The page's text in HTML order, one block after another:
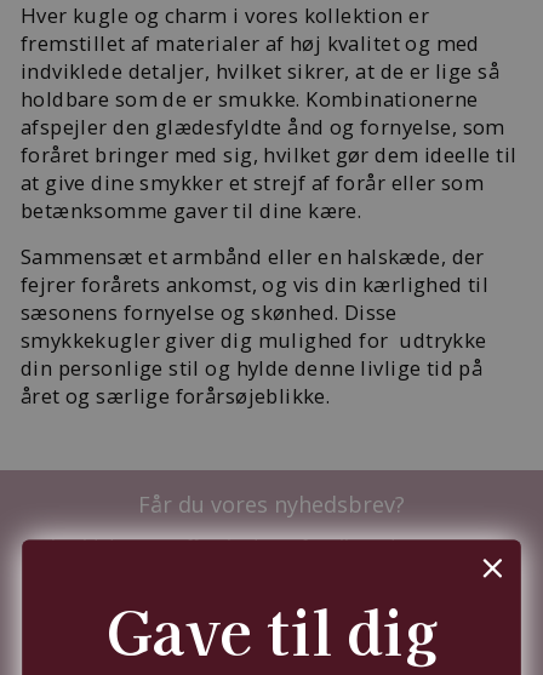
Hver kugle og charm i vores kollektion er
fremstillet af materialer af høj kvalitet og med
indviklede detaljer, hvilket sikrer, at de er lige så
holdbare som de er smukke. Kombinationerne
afspejler den glædesfyldte ånd og fornyelse, som
foråret bringer med sig, hvilket gør dem ideelle til
at give dine smykker et strejf af forår eller som
betænksomme gaver til dine kære.
Sammensæt et armbånd eller en halskæde, der
fejrer forårets ankomst, og vis din kærlighed til
sæsonens fornyelse og skønhed. Disse
smykkekugler giver dig mulighed for udtrykke
din personlige stil og hylde denne livlige tid på
året og særlige forårsøjeblikke.
Får du vores nyhedsbrev?
Tilmeld dig nu og få nyhederne før alle andre - samt10%
persondatapolitik.
Gave til dig